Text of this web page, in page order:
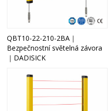
QBT10-22-210-2BA｜
Bezpečnostní světelná závora
｜DADISICK